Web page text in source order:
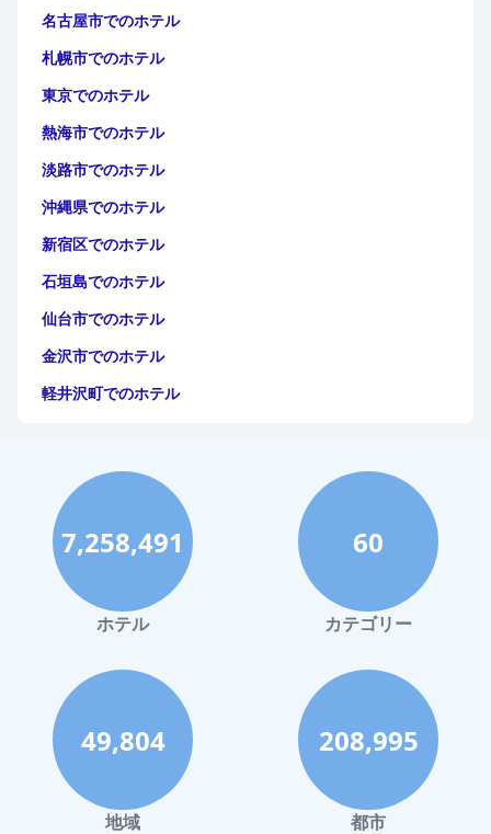
名古屋市でのホテル
札幌市でのホテル
東京でのホテル
熱海市でのホテル
淡路市でのホテル
沖縄県でのホテル
新宿区でのホテル
石垣島でのホテル
仙台市でのホテル
金沢市でのホテル
軽井沢町でのホテル
神戸市でのホテル
宮古島でのホテル
函館市でのホテル
ハワイイでのホテル
鎌倉市でのホテル
静岡市でのホテル
川崎市でのホテル
与論でのホテル
倉敷市でのホテル
7,258,491
ホテル
60
カテゴリー
49,804
地域
208,995
都市